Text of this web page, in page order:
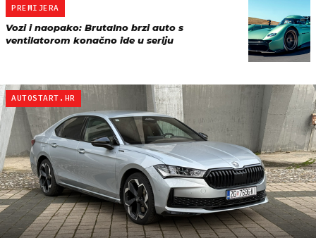
PREMIJERA
Vozi i naopako: Brutalno brzi auto s
ventilatorom konačno ide u seriju
AUTOSTART.HR